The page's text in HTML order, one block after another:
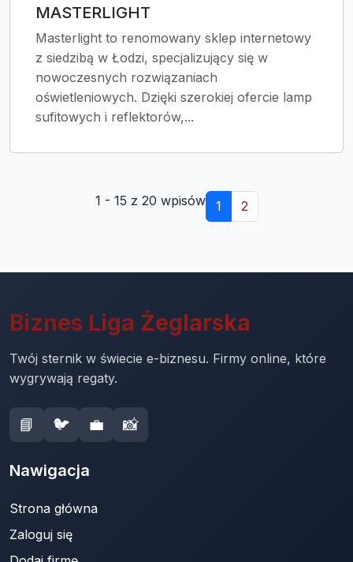
MASTERLIGHT
Masterlight to renomowany sklep internetowy
z siedzibą w Łodzi, specjalizujący się w
nowoczesnych rozwiązaniach
oświetleniowych. Dzięki szerokiej ofercie lamp
sufitowych i reflektorów,...
1 - 15 z 20 wpisów 1 2
Biznes Liga Żeglarska
Twój sternik w świecie e-biznesu. Firmy online, które
wygrywają regaty.
📘 🐦 💼 📸
Nawigacja
Strona główna
Zaloguj się